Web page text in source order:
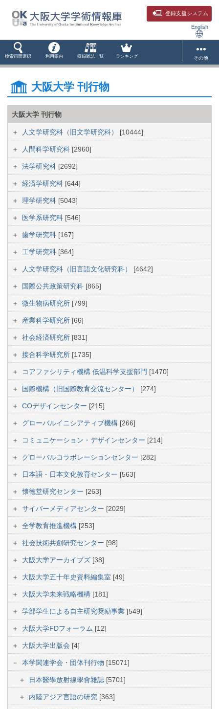
登録支援システム
English
検索画面選択 利用案内 収録雑誌一覧 ランキング その他
大阪大学 刊行物
大阪大学 刊行物
人文学研究科（旧文学研究科） [10444]
人間科学研究科 [2960]
法学研究科 [2692]
経済学研究科 [644]
理学研究科 [5043]
医学系研究科 [546]
歯学研究科 [167]
工学研究科 [364]
人文学研究科（旧言語文化研究科） [4642]
国際公共政策研究科 [865]
微生物病研究所 [799]
産業科学研究所 [66]
社会経済研究所 [831]
接合科学研究所 [1735]
コアファシリティ機構 低温科学支援部門 [1470]
国際機構（旧国際教育交流センター） [274]
COデザインセンター [215]
グローバルイニシアティブ機構 [266]
コミュニケーション・デザインセンター [214]
グローバルコラボレーションセンター [282]
日本語・日本文化教育センター [563]
懐徳堂研究センター [263]
サイバーメディアセンター [2029]
全学教育推進機構 [253]
社会技術共創研究センター [98]
大阪大学アーカイブズ [38]
大阪大学五十年史資料編集室 [49]
大阪大学未来戦略機構 [181]
学部学生による自主研究奨励事業 [549]
大阪大学FDフォーラム [12]
大阪大学出版会 [4]
本学関連学会・団体刊行物 [15071]
日本醫學放射線學會雜誌 [5701]
内陸アジア言語の研究 [363]